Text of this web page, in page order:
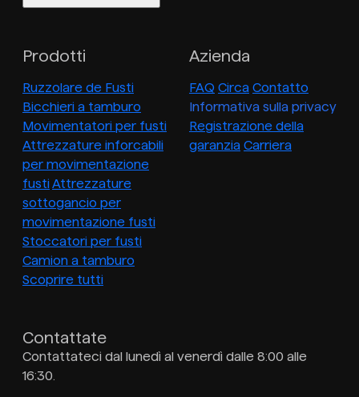
Prodotti
Ruzzolare de Fusti
Bicchieri a tamburo
Movimentatori per fusti
Attrezzature inforcabili
per movimentazione
fustiAttrezzature
sottogancio per
movimentazione fusti
Stoccatori per fusti
Camion a tamburo
Scoprire tutti
Azienda
FAQ Circa Contatto
Informativa sulla privacy
Registrazione della
garanzia Carriera
Contattate
Contattateci dal lunedì al venerdì dalle 8:00 alle
16:30.